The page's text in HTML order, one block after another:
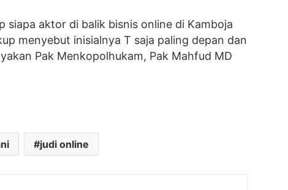
siapa aktor di balik bisnis online di Kamboja
menyebut inisialnya T saja paling depan dan
Pak Menkopolhukam, Pak Mahfud MD
judi online